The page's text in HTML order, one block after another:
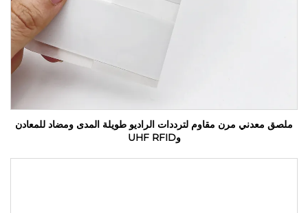
ملصق معدني مرن مقاوم لترددات الراديو طويلة المدى ومضاد للمعادن
وUHF RFID